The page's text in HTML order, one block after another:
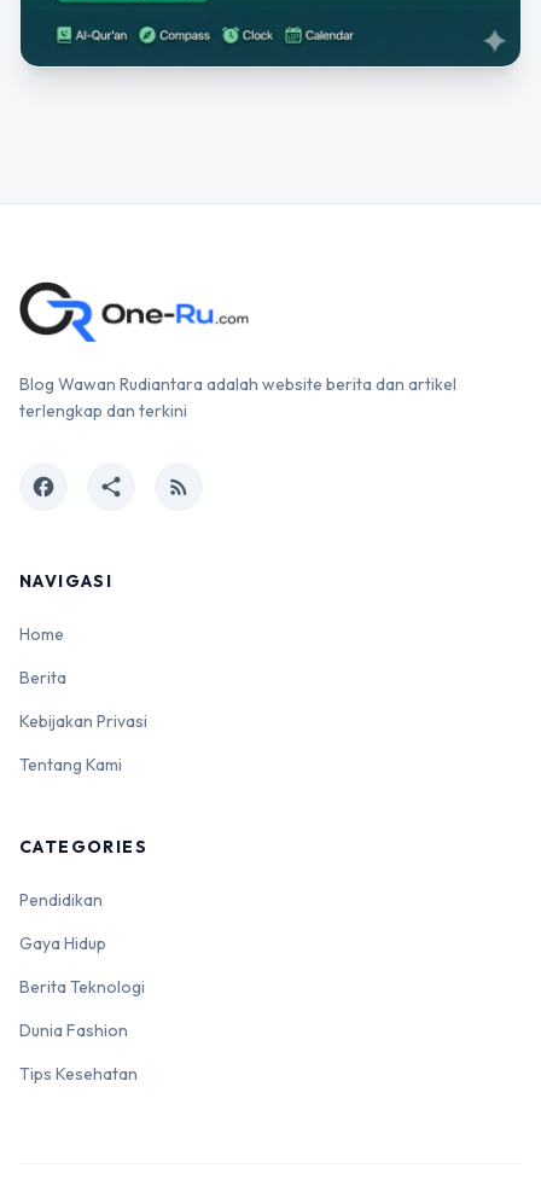
Blog Wawan Rudiantara adalah website berita dan artikel
terlengkap dan terkini
facebook share rss_feed
NAVIGASI
Home
Berita
Kebijakan Privasi
Tentang Kami
CATEGORIES
Pendidikan
Gaya Hidup
Berita Teknologi
Dunia Fashion
Tips Kesehatan